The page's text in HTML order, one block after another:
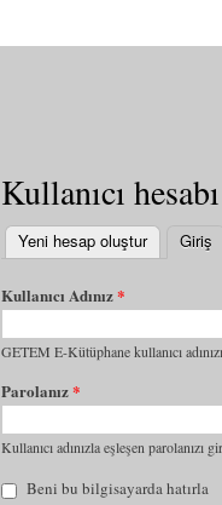
Kullanıcı hesabı
Yeni hesap oluştur Giriş
Kullanıcı Adınız*
GETEM E-Kütüphane kullanıcı
Parolanız*
Kullanıcı adınızla eşleşen parolanızı
Beni bu bilgisayarda hatırla